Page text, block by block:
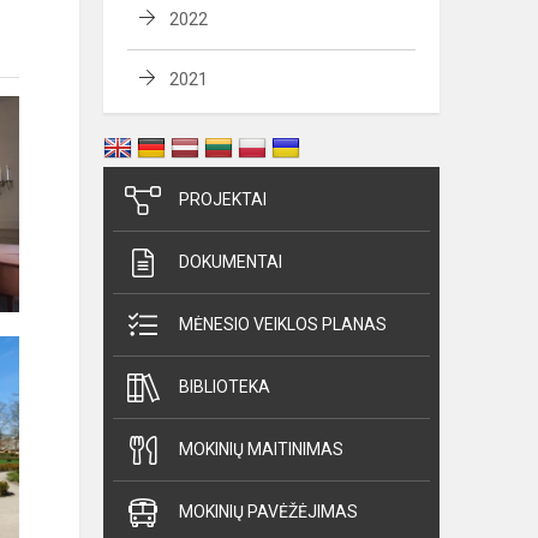
2022
2021
PROJEKTAI
DOKUMENTAI
MĖNESIO VEIKLOS PLANAS
BIBLIOTEKA
MOKINIŲ MAITINIMAS
MOKINIŲ PAVĖŽĖJIMAS